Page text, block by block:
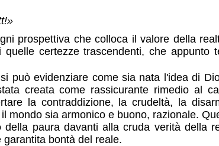
prospettiva che colloca il valore della
certezze trascendenti, che appunto
può evidenziare come sia nata l'idea di
creata come rassicurante rimedio al
la contraddizione, la crudeltà, la
mondo sia armonico e buono, razionale.
della paura davanti alla cruda verità della
bontà del reale.